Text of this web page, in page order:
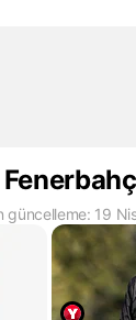
güncelleme: 19